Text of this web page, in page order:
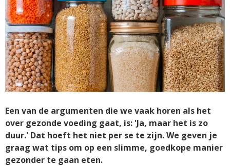
Een van de argumenten die we vaak horen als het
over gezonde voeding gaat, is: 'Ja, maar het is zo
duur.' Dat hoeft het niet per se te zijn. We geven je
graag wat tips om op een slimme, goedkope manier
gezonder te gaan eten.